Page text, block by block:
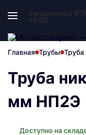
Ежедневно с
18:00
Главная Трубы Труба
Труба
мм НП2Э
Доступно на